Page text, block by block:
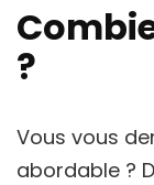
?
Vous vous
abordable ?